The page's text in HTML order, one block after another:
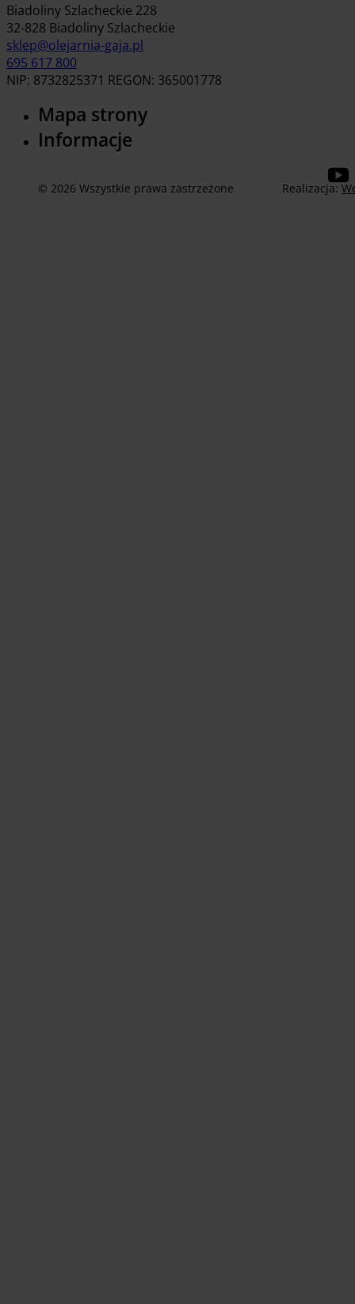
Biadoliny Szlacheckie 228
32-828 Biadoliny Szlacheckie
sklep@olejarnia-gaja.pl
695 617 800
NIP: 8732825371 REGON: 365001778
Mapa strony
Informacje
© 2026 Wszystkie prawa zastrzeżone Realizacja: